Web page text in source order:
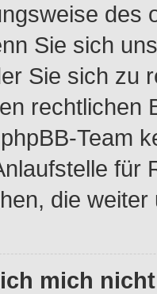
des
Sie sich
Sie sich zu
rechtlichen
Team
für
die
mich